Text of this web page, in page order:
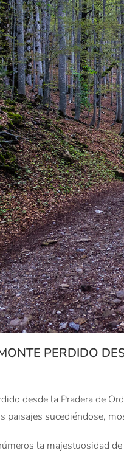
PERDIDO
desde la Pradera de
paisajes sucediéndose,
la majestuosidad